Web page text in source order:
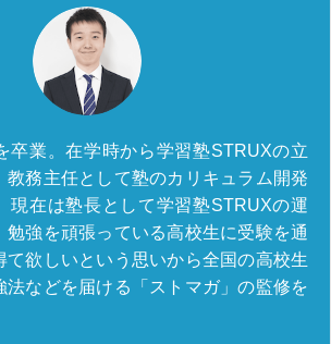
卒業。在学時から学習塾STRUXの立
教務主任として塾のカリキュラム開発
現在は塾長として学習塾STRUXの運
勉強を頑張っている高校生に受験を通
て欲しいという思いから全国の高校生
法などを届ける「ストマガ」の監修を